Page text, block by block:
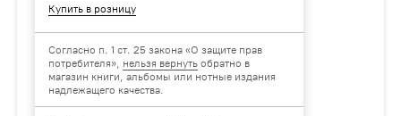
Купить в розницу
Согласно п. 1 ст. 25 закона «О защите прав
потребителя», нельзя вернуть обратно в
магазин книги, альбомы или нотные издания
надлежащего качества.